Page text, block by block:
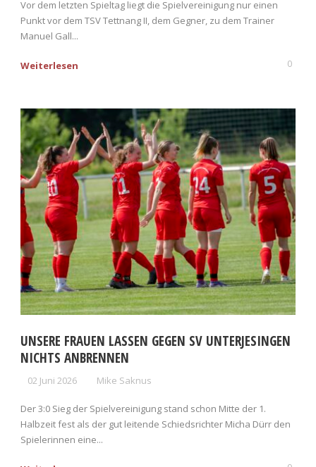
Vor dem letzten Spieltag liegt die Spielvereinigung nur einen
Punkt vor dem TSV Tettnang II, dem Gegner, zu dem Trainer
Manuel Gall...
Weiterlesen 0
UNSERE FRAUEN LASSEN GEGEN SV UNTERJESINGEN
NICHTS ANBRENNEN
02 Juni 2026 Mike Saknus
Der 3:0 Sieg der Spielvereinigung stand schon Mitte der 1.
Halbzeit fest als der gut leitende Schiedsrichter Micha Dürr den
Spielerinnen eine...